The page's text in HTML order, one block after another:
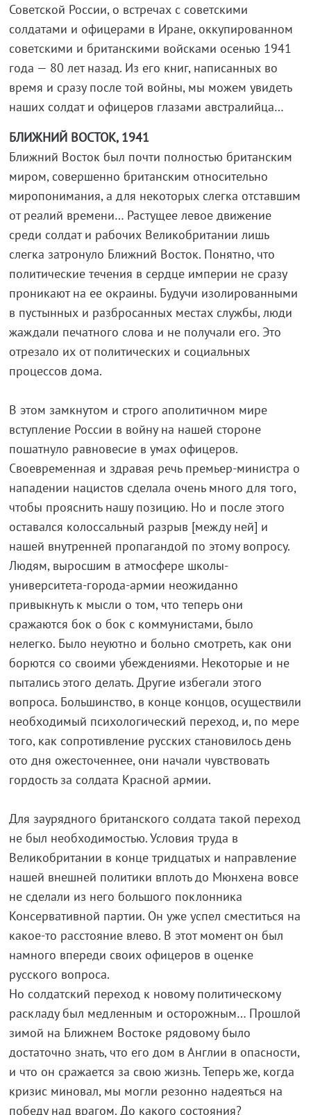
Советской России, о встречах с советскими
солдатами и офицерами в Иране, оккупированном
советскими и британскими войсками осенью 1941
года — 80 лет назад. Из его книг, написанных во
время и сразу после той войны, мы можем увидеть
наших солдат и офицеров глазами австралийца…
БЛИЖНИЙ ВОСТОК, 1941
Ближний Восток был почти полностью британским
миром, совершенно британским относительно
миропонимания, а для некоторых слегка отставшим
от реалий времени… Растущее левое движение
среди солдат и рабочих Великобритании лишь
слегка затронуло Ближний Восток. Понятно, что
политические течения в сердце империи не сразу
проникают на ее окраины. Будучи изолированными
в пустынных и разбросанных местах службы, люди
жаждали печатного слова и не получали его. Это
отрезало их от политических и социальных
процессов дома.
В этом замкнутом и строго аполитичном мире
вступление России в войну на нашей стороне
пошатнуло равновесие в умах офицеров.
Своевременная и здравая речь премьер-министра о
нападении нацистов сделала очень много для того,
чтобы прояснить нашу позицию. Но и после этого
оставался колоссальный разрыв [между ней] и
нашей внутренней пропагандой по этому вопросу.
Людям, выросшим в атмосфере школы-
университета-города-армии неожиданно
привыкнуть к мысли о том, что теперь они
сражаются бок о бок с коммунистами, было
нелегко. Было неуютно и больно смотреть, как они
борются со своими убеждениями. Некоторые и не
пытались этого делать. Другие избегали этого
вопроса. Большинство, в конце концов, осуществили
необходимый психологический переход, и, по мере
того, как сопротивление русских становилось день
ото дня ожесточеннее, они начали чувствовать
гордость за солдата Красной армии.
Для заурядного британского солдата такой переход
не был необходимостью. Условия труда в
Великобритании в конце тридцатых и направление
нашей внешней политики вплоть до Мюнхена вовсе
не сделали из него большого поклонника
Консервативной партии. Он уже успел сместиться на
какое-то расстояние влево. В этот момент он был
намного впереди своих офицеров в оценке
русского вопроса.
Но солдатский переход к новому политическому
раскладу был медленным и осторожным… Прошлой
зимой на Ближнем Востоке рядовому было
достаточно знать, что его дом в Англии в опасности,
и что он сражается за свою жизнь. Теперь же, когда
кризис миновал, мы могли резонно надеяться на
победу над врагом. До какого состояния?